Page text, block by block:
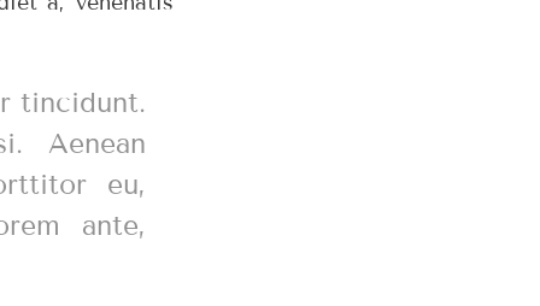
tincidunt.
Aenean
eu,
ante,